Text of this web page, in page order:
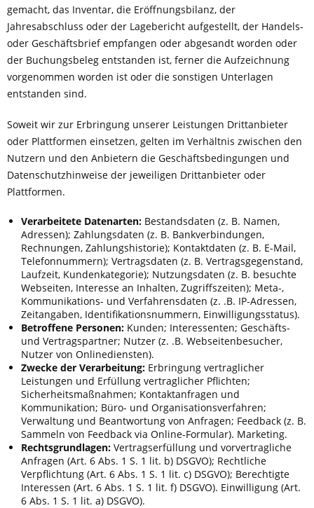
gemacht, das Inventar, die Eröffnungsbilanz, der
Jahresabschluss oder der Lagebericht aufgestellt, der Handels-
oder Geschäftsbrief empfangen oder abgesandt worden oder
der Buchungsbeleg entstanden ist, ferner die Aufzeichnung
vorgenommen worden ist oder die sonstigen Unterlagen
entstanden sind.
Soweit wir zur Erbringung unserer Leistungen Drittanbieter
oder Plattformen einsetzen, gelten im Verhältnis zwischen den
Nutzern und den Anbietern die Geschäftsbedingungen und
Datenschutzhinweise der jeweiligen Drittanbieter oder
Plattformen.
Verarbeitete Datenarten: Bestandsdaten (z. B. Namen,
Adressen); Zahlungsdaten (z. B. Bankverbindungen,
Rechnungen, Zahlungshistorie); Kontaktdaten (z. B. E-Mail,
Telefonnummern); Vertragsdaten (z. B. Vertragsgegenstand,
Laufzeit, Kundenkategorie); Nutzungsdaten (z. B. besuchte
Webseiten, Interesse an Inhalten, Zugriffszeiten); Meta-,
Kommunikations- und Verfahrensdaten (z. .B. IP-Adressen,
Zeitangaben, Identifikationsnummern, Einwilligungsstatus).
Betroffene Personen: Kunden; Interessenten; Geschäfts-
und Vertragspartner; Nutzer (z. .B. Webseitenbesucher,
Nutzer von Onlinediensten).
Zwecke der Verarbeitung: Erbringung vertraglicher
Leistungen und Erfüllung vertraglicher Pflichten;
Sicherheitsmaßnahmen; Kontaktanfragen und
Kommunikation; Büro- und Organisationsverfahren;
Verwaltung und Beantwortung von Anfragen; Feedback (z. B.
Sammeln von Feedback via Online-Formular). Marketing.
Rechtsgrundlagen: Vertragserfüllung und vorvertragliche
Anfragen (Art. 6 Abs. 1 S. 1 lit. b) DSGVO); Rechtliche
Verpflichtung (Art. 6 Abs. 1 S. 1 lit. c) DSGVO); Berechtigte
Interessen (Art. 6 Abs. 1 S. 1 lit. f) DSGVO). Einwilligung (Art.
6 Abs. 1 S. 1 lit. a) DSGVO).